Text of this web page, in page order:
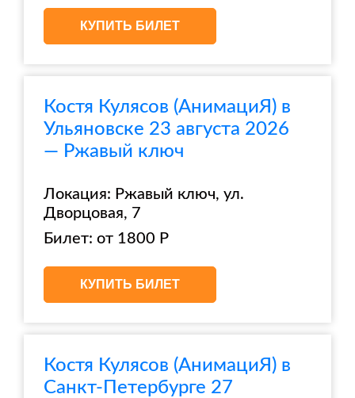
КУПИТЬ БИЛЕТ
Костя Кулясов (АнимациЯ) в
Ульяновске 23 августа 2026
— Ржавый ключ
Локация: Ржавый ключ, ул.
Дворцовая, 7
Билет: от 1800 Р
КУПИТЬ БИЛЕТ
Костя Кулясов (АнимациЯ) в
Санкт-Петербурге 27